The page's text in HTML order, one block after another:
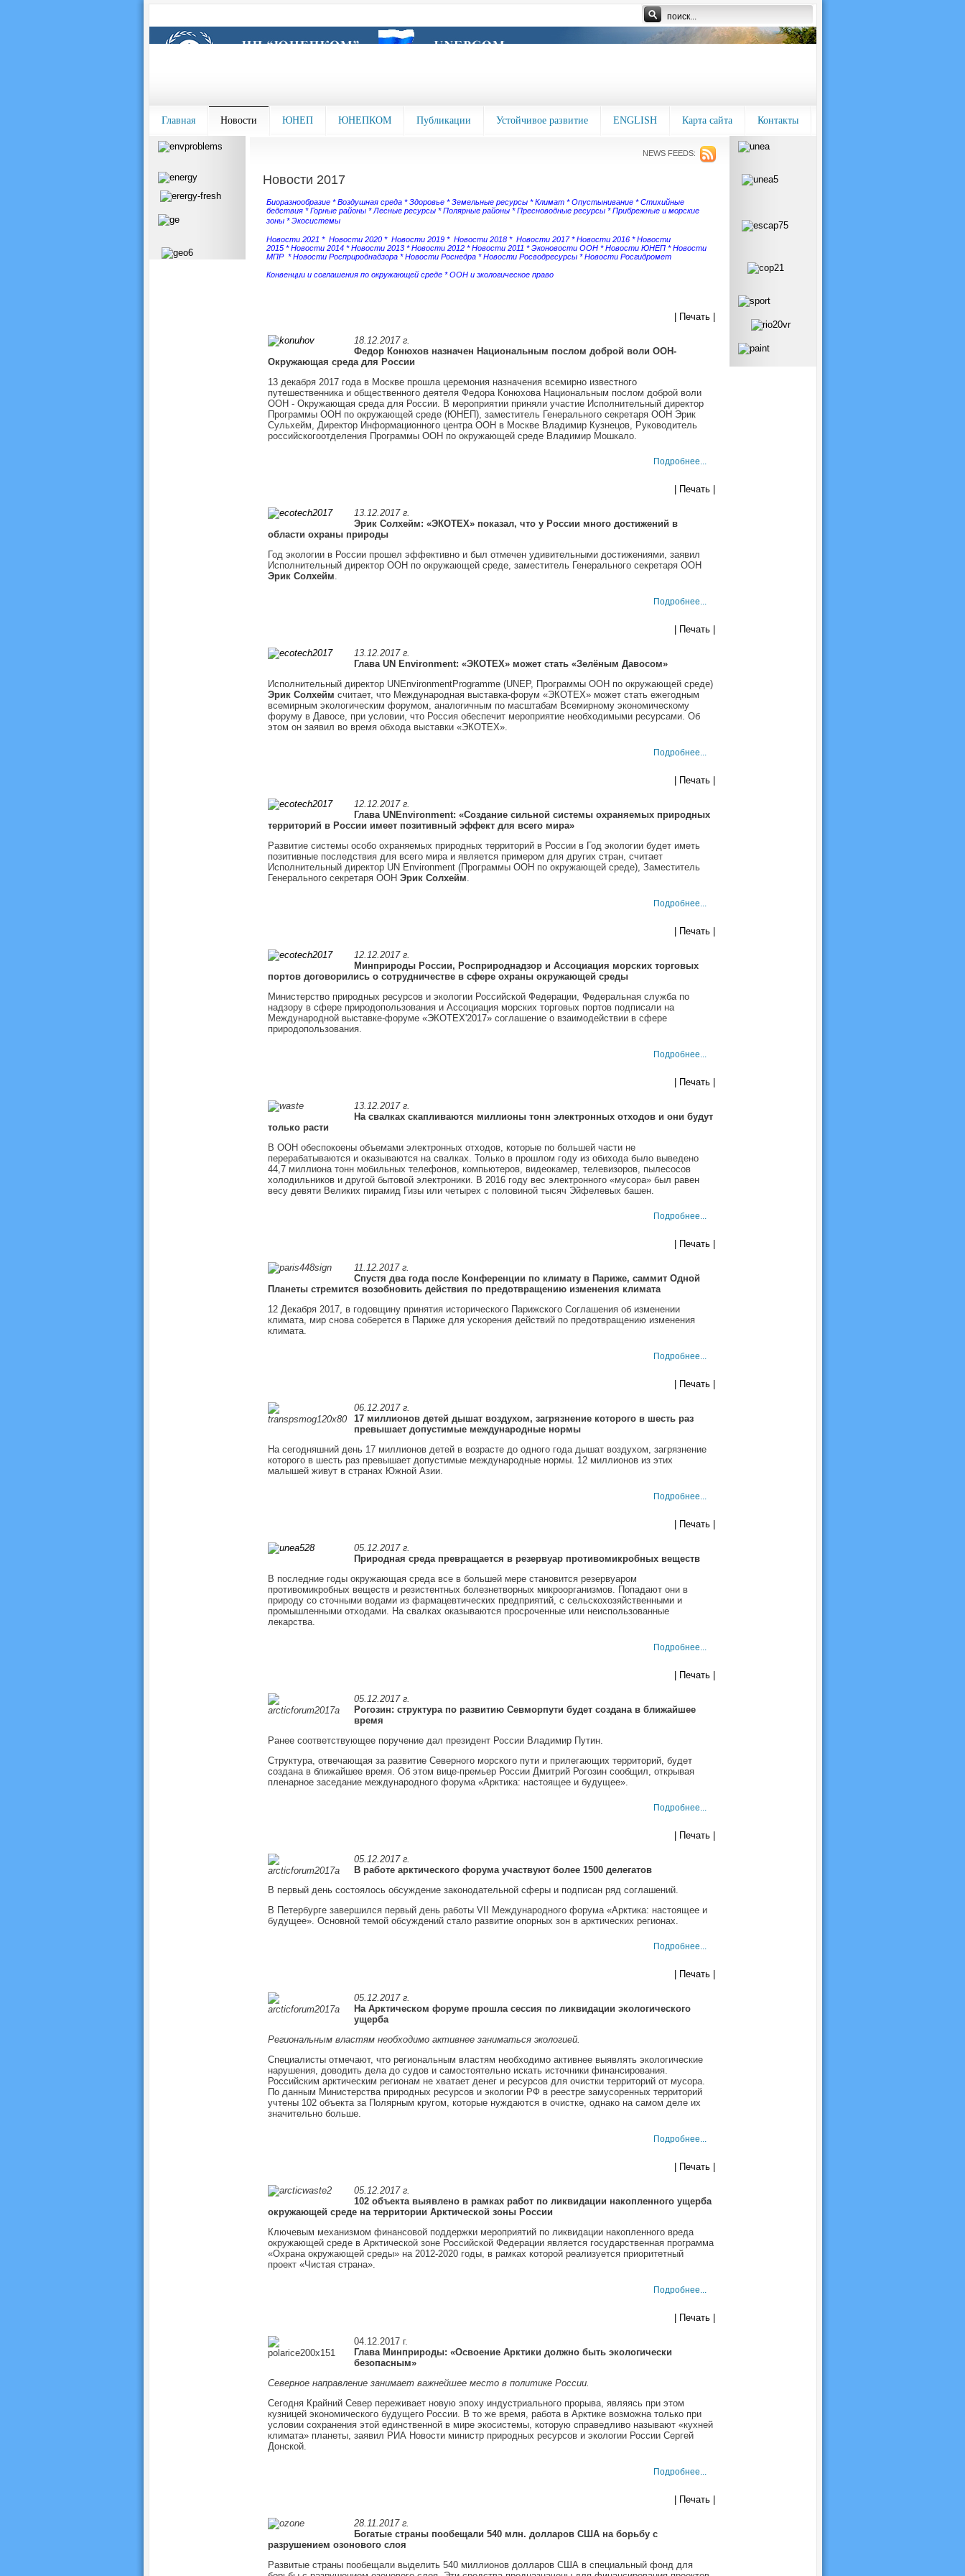
Главная Новости ЮНЕП ЮНЕПКОМ Публикации Устойчивое развитие ENGLISH Карта сайта Контакты
NEWS FEEDS:
Новости 2017
Биоразнообразие *Воздушная среда *Здоровье *Земельные ресурсы *Климат *Опустынивание *Стихийные
бедствия *Горные районы *Лесные ресурсы *Полярные районы *Пресноводные ресурсы *Прибрежные и морские
зоны *Экосистемы
Новости 2021 * Новости 2020* Новости 2019* Новости 2018* Новости 2017*Новости 2016*Новости
2015*Новости 2014 *Новости 2013 *Новости 2012*Новости 2011 *Эконовости ООН*Новости ЮНЕП*Новости
МПР*Новости Росприроднадзора*Новости Роснедра*Новости Росводресурсы*Новости Росгидромет
Конвенции и соглашения по окружающей среде*ООН и экологическое право
| Печать |
18.12.2017 г.
Федор Конюхов назначен Национальным послом доброй воли ООН-
Окружающая среда для России
13 декабря 2017 года в Москве прошла церемония назначения всемирно известного
путешественника и общественного деятеля Федора Конюхова Национальным послом доброй воли
ООН - Окружающая среда для России. В мероприятии приняли участие Исполнительный директор
Программы ООН по окружающей среде (ЮНЕП), заместитель Генерального секретаря ООН Эрик
Сульхейм, Директор Информационного центра ООН в Москве Владимир Кузнецов, Руководитель
российскогоотделения Программы ООН по окружающей среде Владимир Мошкало.
Подробнее...
| Печать |
13.12.2017 г.
Эрик Солхейм: «ЭКОТЕХ» показал, что у России много достижений в
области охраны природы
Год экологии в России прошел эффективно и был отмечен удивительными достижениями, заявил
Исполнительный директор ООН по окружающей среде, заместитель Генерального секретаря ООН
Эрик Солхейм.
Подробнее...
| Печать |
13.12.2017 г.
Глава UN Environment: «ЭКОТЕХ» может стать «Зелёным Давосом»
Исполнительный директор UNEnvironmentProgramme (UNEP, Программы ООН по окружающей среде)
Эрик Солхейм считает, что Международная выставка-форум «ЭКОТЕХ» может стать ежегодным
всемирным экологическим форумом, аналогичным по масштабам Всемирному экономическому
форуму в Давосе, при условии, что Россия обеспечит мероприятие необходимыми ресурсами. Об
этом он заявил во время обхода выставки «ЭКОТЕХ».
Подробнее...
| Печать |
12.12.2017 г.
Глава UNEnvironment: «Создание сильной системы охраняемых природных
территорий в России имеет позитивный эффект для всего мира»
Развитие системы особо охраняемых природных территорий в России в Год экологии будет иметь
позитивные последствия для всего мира и является примером для других стран, считает
Исполнительный директор UN Environment (Программы ООН по окружающей среде), Заместитель
Генерального секретаря ООН Эрик Солхейм.
Подробнее...
| Печать |
12.12.2017 г.
Минприроды России, Росприроднадзор и Ассоциация морских торговых
портов договорились о сотрудничестве в сфере охраны окружающей среды
Министерство природных ресурсов и экологии Российской Федерации, Федеральная служба по
надзору в сфере природопользования и Ассоциация морских торговых портов подписали на
Международной выставке-форуме «ЭКОТЕХ'2017» соглашение о взаимодействии в сфере
природопользования.
Подробнее...
| Печать |
13.12.2017 г.
На свалках скапливаются миллионы тонн электронных отходов и они будут
только расти
В ООН обеспокоены объемами электронных отходов, которые по большей части не
перерабатываются и оказываются на свалках. Только в прошлом году из обихода было выведено
44,7 миллиона тонн мобильных телефонов, компьютеров, видеокамер, телевизоров, пылесосов
холодильников и другой бытовой электроники. В 2016 году вес электронного «мусора» был равен
весу девяти Великих пирамид Гизы или четырех с половиной тысяч Эйфелевых башен.
Подробнее...
| Печать |
11.12.2017 г.
Спустя два года после Конференции по климату в Париже, саммит Одной
Планеты стремится возобновить действия по предотвращению изменения климата
12 Декабря 2017, в годовщину принятия исторического Парижского Соглашения об изменении
климата, мир снова соберется в Париже для ускорения действий по предотвращению изменения
климата.
Подробнее...
| Печать |
06.12.2017 г.
17 миллионов детей дышат воздухом, загрязнение которого в шесть раз
превышает допустимые международные нормы
На сегодняшний день 17 миллионов детей в возрасте до одного года дышат воздухом, загрязнение
которого в шесть раз превышает допустимые международные нормы. 12 миллионов из этих
малышей живут в странах Южной Азии.
Подробнее...
| Печать |
05.12.2017 г.
Природная среда превращается в резервуар противомикробных веществ
В последние годы окружающая среда все в большей мере становится резервуаром
противомикробных веществ и резистентных болезнетворных микроорганизмов. Попадают они в
природу со сточными водами из фармацевтических предприятий, с сельскохозяйственными и
промышленными отходами. На свалках оказываются просроченные или неиспользованные
лекарства.
Подробнее...
| Печать |
05.12.2017 г.
Рогозин: структура по развитию Севморпути будет создана в ближайшее
время
Ранее соответствующее поручение дал президент России Владимир Путин.
Структура, отвечающая за развитие Северного морского пути и прилегающих территорий, будет
создана в ближайшее время. Об этом вице-премьер России Дмитрий Рогозин сообщил, открывая
пленарное заседание международного форума «Арктика: настоящее и будущее».
Подробнее...
| Печать |
05.12.2017 г.
В работе арктического форума участвуют более 1500 делегатов
В первый день состоялось обсуждение законодательной сферы и подписан ряд соглашений.
В Петербурге завершился первый день работы VII Международного форума «Арктика: настоящее и
будущее». Основной темой обсуждений стало развитие опорных зон в арктических регионах.
Подробнее...
| Печать |
05.12.2017 г.
На Арктическом форуме прошла сессия по ликвидации экологического
ущерба
Региональным властям необходимо активнее заниматься экологией.
Специалисты отмечают, что региональным властям необходимо активнее выявлять экологические
нарушения, доводить дела до судов и самостоятельно искать источники финансирования.
Российским арктическим регионам не хватает денег и ресурсов для очистки территорий от мусора.
По данным Министерства природных ресурсов и экологии РФ в реестре замусоренных территорий
учтены 102 объекта за Полярным кругом, которые нуждаются в очистке, однако на самом деле их
значительно больше.
Подробнее...
| Печать |
05.12.2017 г.
102 объекта выявлено в рамках работ по ликвидации накопленного ущерба
окружающей среде на территории Арктической зоны России
Ключевым механизмом финансовой поддержки мероприятий по ликвидации накопленного вреда
окружающей среде в Арктической зоне Российской Федерации является государственная программа
«Охрана окружающей среды» на 2012-2020 годы, в рамках которой реализуется приоритетный
проект «Чистая страна».
Подробнее...
| Печать |
04.12.2017 г.
Глава Минприроды: «Освоение Арктики должно быть экологически
безопасным»
Северное направление занимает важнейшее место в политике России.
Сегодня Крайний Север переживает новую эпоху индустриального прорыва, являясь при этом
кузницей экономического будущего России. В то же время, работа в Арктике возможна только при
условии сохранения этой единственной в мире экосистемы, которую справедливо называют «кухней
климата» планеты, заявил РИА Новости министр природных ресурсов и экологии России Сергей
Донской.
Подробнее...
| Печать |
28.11.2017 г.
Богатые страны пообещали 540 млн. долларов США на борьбу с
разрушением озонового слоя
Развитые страны пообещали выделить 540 миллионов долларов США в специальный фонд для